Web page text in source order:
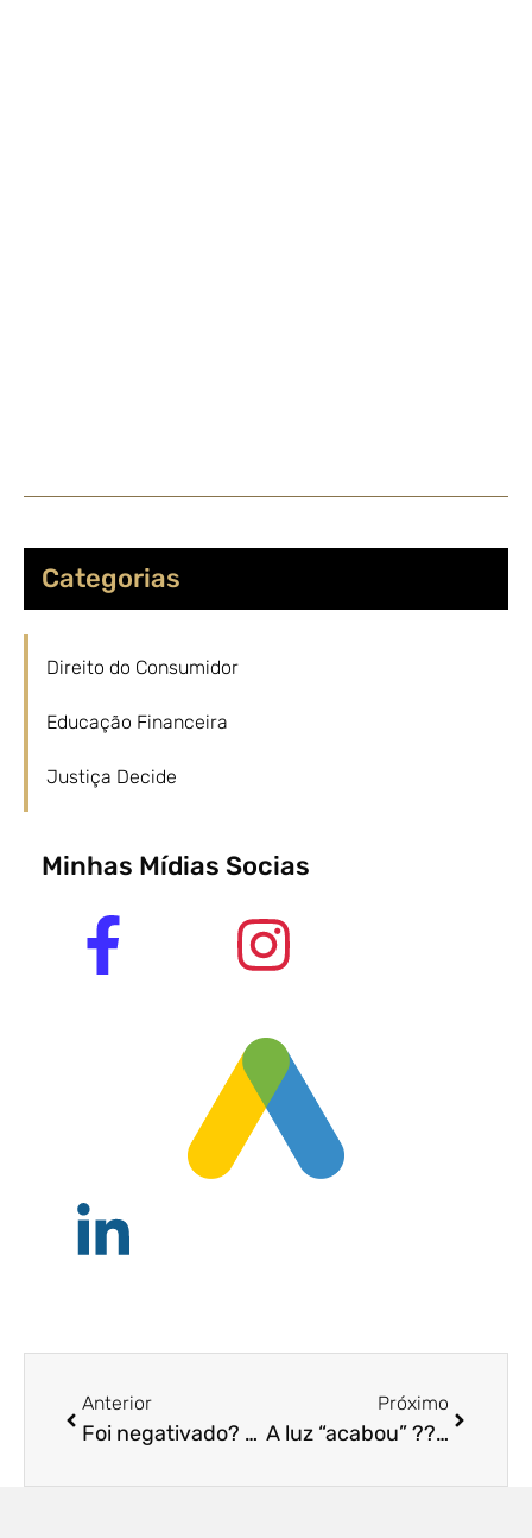
Categorias
Direito do Consumidor
Educação Financeira
Justiça Decide
Minhas Mídias Socias
Anterior
Foi negativado? Saiba quais são seus direitos.
Próximo
A luz “acabou” ??? Saiba quais são seus direitos!